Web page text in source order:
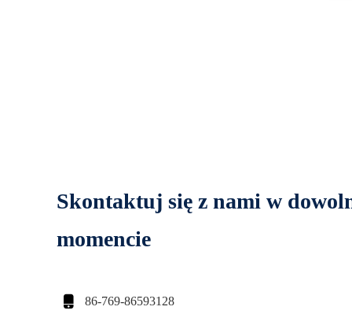
Skontaktuj się z nami w
momencie
 86-769-86593128